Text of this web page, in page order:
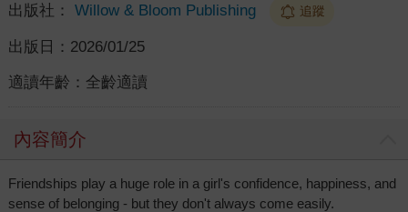
出版社： Willow & Bloom Publishing 追蹤
出版日： 2026/01/25
適讀年齡： 全齡適讀
內容簡介
Friendships play a huge role in a girl's confidence, happiness, and
sense of belonging - but they don't always come easily.